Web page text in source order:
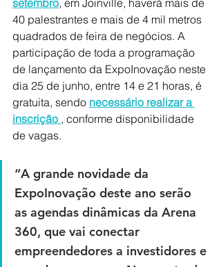
setembro, em Joinville, haverá mais de
40 palestrantes e mais de 4 mil metros
quadrados de feira de negócios. A
participação de toda a programação
de lançamento da ExpoInovação neste
dia 25 de junho, entre 14 e 21 horas, é
gratuita, sendo necessário realizar a
inscrição , conforme disponibilidade
de vagas.
“A grande novidade da
ExpoInovação deste ano serão
as agendas dinâmicas da Arena
360, que vai conectar
empreendedores a investidores e